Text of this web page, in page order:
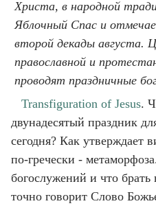
Христа, в народной
Яблочный Спас и
второй декады августа.
православной и
проводят праздничные
Transfiguration of Jesus.
двунадесятый праздник
сегодня? Как утверждает
по-гречески -
богослужений и что
точно говорит Слово